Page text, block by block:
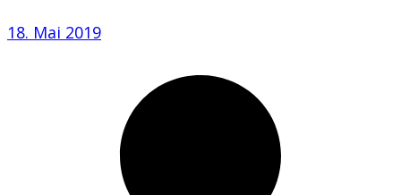
18. Mai 2019